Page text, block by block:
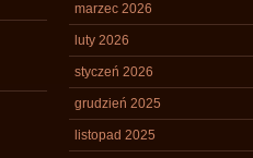
marzec 2026
luty 2026
styczeń 2026
grudzień 2025
listopad 2025